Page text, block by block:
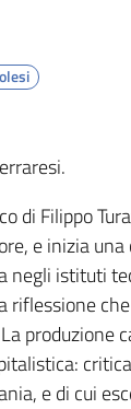
di Filippo
e inizia
negli istituti
riflessione
produzione
e di cui